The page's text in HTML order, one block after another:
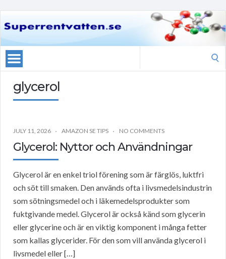
glycerol
JULY 11, 2026 AMAZON SE TIPS NO COMMENTS
Glycerol: Nyttor och Användningar
Glycerol är en enkel triol förening som är färglös, luktfri
och söt till smaken. Den används ofta i livsmedelsindustrin
som sötningsmedel och i läkemedelsprodukter som
fuktgivande medel. Glycerol är också känd som glycerin
eller glycerine och är en viktig komponent i många fetter
som kallas glycerider. För den som vill använda glycerol i
livsmedel eller […]